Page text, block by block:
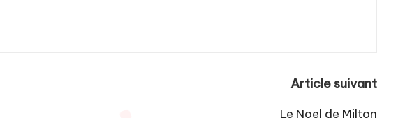
Article suivant
Le Noel de Milton